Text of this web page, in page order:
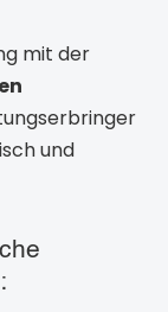
mit der
und